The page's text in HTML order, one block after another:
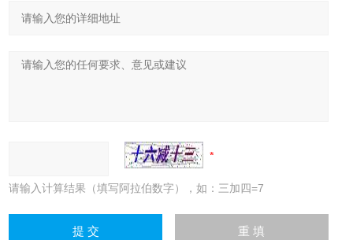
请输入计算结果（填写阿拉伯数字），如：三加四=7